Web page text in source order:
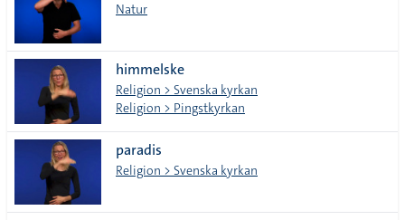
Natur
himmelske
Religion > Svenska kyrkan
Religion > Pingstkyrkan
paradis
Religion > Svenska kyrkan